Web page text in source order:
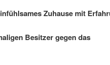
Zuhause mit
Besitzer gegen das